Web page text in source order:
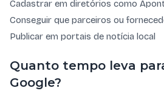
Cadastrar em diretórios como
Conseguir que parceiros ou
Publicar em portais de notícia local
Quanto tempo leva
Google?